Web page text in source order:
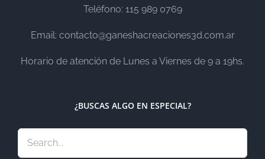
Teléfono: 115 989 0769
Email: contacto@ganeshacreaciones3d.com.ar
Horario de atención de Lunes a Viernes de 9 a 19hs.
¿BUSCAS ALGO EN ESPECIAL?